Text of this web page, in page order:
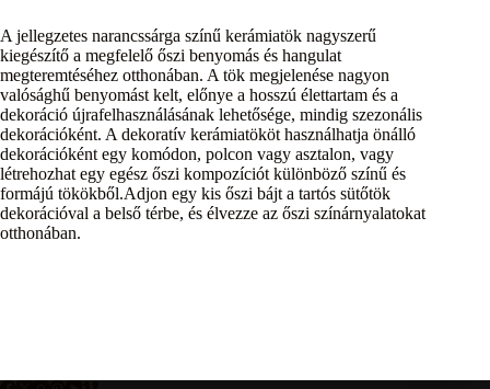
A jellegzetes narancssárga színű kerámiatök nagyszerű
kiegészítő a megfelelő őszi benyomás és hangulat
megteremtéséhez otthonában. A tök megjelenése nagyon
valósághű benyomást kelt, előnye a hosszú élettartam és a
dekoráció újrafelhasználásának lehetősége, mindig szezonális
dekorációként. A dekoratív kerámiatököt használhatja önálló
dekorációként egy komódon, polcon vagy asztalon, vagy
létrehozhat egy egész őszi kompozíciót különböző színű és
formájú tökökből.Adjon egy kis őszi bájt a tartós sütőtök
dekorációval a belső térbe, és élvezze az őszi színárnyalatokat
otthonában.